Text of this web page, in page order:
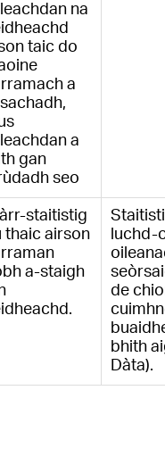
na
taic do
a
a
gan
seo
staitistig
thaic airson
a-staigh
luchd-
de
bhith
Dàta).